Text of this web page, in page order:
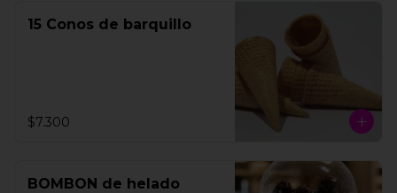
15 Conos de barquillo
$7.300
BOMBON de helado